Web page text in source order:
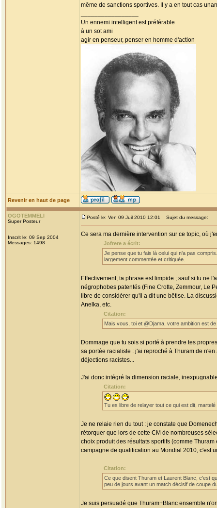
même de sanctions sportives. Il y a en tout cas
Un ennemi intelligent est préférable
à un sot ami
agir en penseur, penser en homme d'action
Revenir en haut de page
OGOTEMMELI
Super Posteur
Inscrit le: 09 Sep 2004
Messages: 1498
Posté le: Ven 09 Juil 2010 12:01 Sujet du message:
Ce sera ma dernière intervention sur ce topic, où
Jofrere a écrit:
Je pense que tu fais là celui qui n'a pas
largement commentée et critiquée.
Effectivement, ta phrase est limpide ; sauf si tu ne
négrophobes patentés (Fine Crotte, Zemmour, Le
libre de considérer qu'il a dit une bêtise. La
Anelka, etc.
Citation:
Mais vous, toi et @Djama, votre ambition est
Dommage que tu sois si porté à prendre tes
sa portée racialiste : j'ai reproché à Thuram de
déjections racistes...
J'ai donc intégré la dimension raciale,
Citation:
Tu es libre de relayer tout ce qui est dit,
Je ne relaie rien du tout : je constate que
rétorquer que lors de cette CM de nombreuses
choix produit des résultats sportifs (comme
campagne de qualification au Mondial 2010, c'est
Citation:
Ce que disent Thuram et Laurent Blanc, c'est
peu de jours avant un match décisif de coupe
Je suis persuadé que Thuram+Blanc ensemble